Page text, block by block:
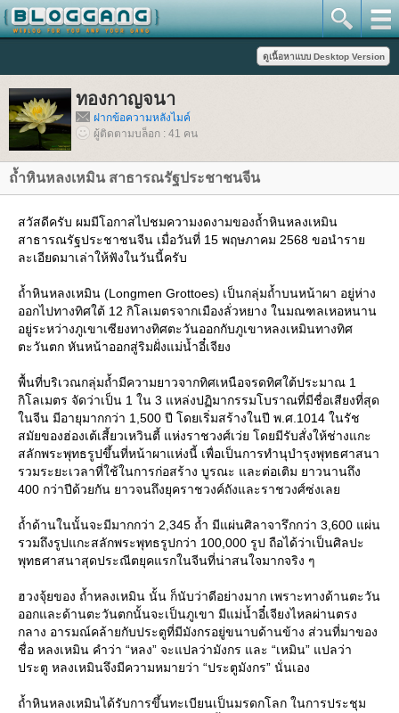
ทองกาญจนา
ฝากข้อความหลังไมค์
ผู้ติดตามบล็อก : 41 คน
ถ้ำหินหลงเหมิน สาธารณรัฐประชาชนจีน
สวัสดีครับ ผมมีโอกาสไปชมความงดงามของถ้ำหินหลงเหมิน
สาธารณรัฐประชาชนจีน เมื่อวันที่ 15 พฤษภาคม 2568 ขอนำรา
ละเอียดมาเล่าให้ฟังในวันนี้ครับ
ถ้ำหินหลงเหมิน (Longmen Grottoes) เป็นกลุ่มถ้ำบนหน้าผา อยู่ห่าง
ออกไปทางทิศใต้ 12 กิโลเมตรจากเมืองลั่วหยาง ในมณฑลเหอหนาน
อยู่ระหว่างภูเขาเซียงทางทิศตะวันออกกับภูเขาหลงเหมินทางทิศ
ตะวันตก หันหน้าออกสู่ริมฝั่งแม่น้ำอี๋เจียง
พื้นที่บริเวณกลุ่มถ้ำมีความยาวจากทิศเหนือจรดทิศใต้ประมาณ 1
กิโลเมตร จัดว่าเป็น 1 ใน 3 แหล่งปฏิมากรรมโบราณที่มีชื่อเสียงที่สุด
นจีน มีอายุมากกว่า 1,500 ปี โดยเริ่มสร้างในปี พ.ศ.1014 ในรัช
สมัยของฮ่องเต้เสี้ยวเหวินตี้ แห่งราชวงศ์เว่ย โดยมีรับสั่งให้ช่างแกะ
สลักพระพุทธรูปขึ้นที่หน้าผาแห่งนี้ เพื่อเป็นการทำนุบำรุงพุทธศาสนา
รวมระยะเวลาที่ใช้ในการก่อสร้าง บูรณะ และต่อเติม ยาวนานถึง
400 กว่าปีด้วยกัน ยาวจนถึงยุคราชวงค์ถังและราชวงศ์ซ่งเล
ถ้ำด้านในนั้นจะมีมากกว่า 2,345 ถ้ำ มีแผ่นศิลาจารึกกว่า 3,600 แผ่น
รวมถึงรูปแกะสลักพระพุทธรูปกว่า 100,000 รูป ถือได้ว่าเป็นศิลปะ
พุทธศาสนาสุดประณีตยุคแรกในจีนที่น่าสนใจมากจริง ๆ
ฮวงจุ้ยของ ถ้ำหลงเหมิน นั้น ก็นับว่าดีอย่างมาก เพราะทางด้านตะวัน
ออกและด้านตะวันตกนั้นจะเป็นภูเขา มีแม่น้ำอี๋เจียงไหลผ่านตรง
กลาง อารมณ์คล้ายกับประตูที่มีมังกรอยู่ขนาบด้านข้าง ส่วนที่มาของ
ชื่อ หลงเหมิน คำว่า “หลง” จะแปลว่ามังกร และ “เหมิน” แปลว่า
ประตู หลงเหมินจึงมีความหมายว่า “ประตูมังกร” นั่นเอง
ถ้ำหินหลงเหมินได้รับการขึ้นทะเบียนเป็นมรดกโลก ในการประชุม